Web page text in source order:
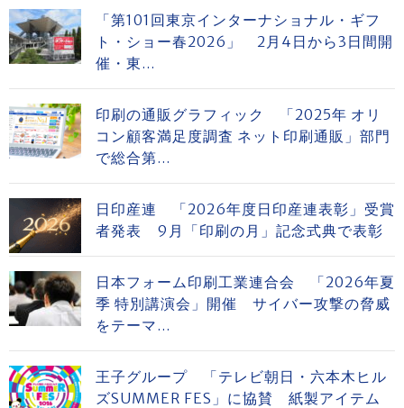
「第101回東京インターナショナル・ギフ
ト・ショー春2026」 2月4日から3日間開
催・東...
印刷の通販グラフィック 「2025年 オリ
コン顧客満足度調査 ネット印刷通販」部門
で総合第...
日印産連 「2026年度日印産連表彰」受賞
者発表 9月「印刷の月」記念式典で表彰
日本フォーム印刷工業連合会 「2026年夏
季 特別講演会」開催 サイバー攻撃の脅威
をテーマ...
王子グループ 「テレビ朝日・六本木ヒル
ズSUMMER FES」に協賛 紙製アイテム